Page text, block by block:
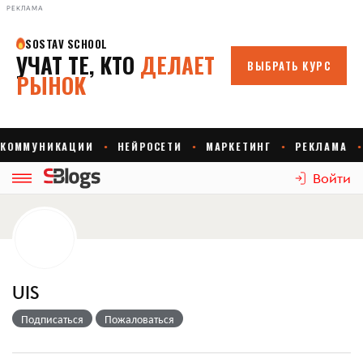
РЕКЛАМА
Войти
UIS
Подписаться Пожаловаться